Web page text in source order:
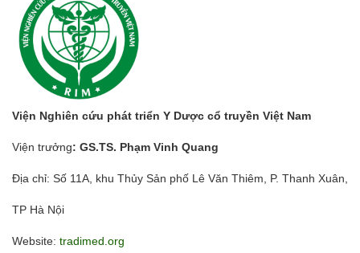
Viện Nghiên cứu phát triển Y Dược cổ truyền Việt Nam
Viện trưởng: GS.TS. Phạm Vinh Quang
Địa chỉ: Số 11A, khu Thủy Sản phố Lê Văn Thiêm, P. Thanh Xuân,
TP Hà Nội
Website: tradimed.org